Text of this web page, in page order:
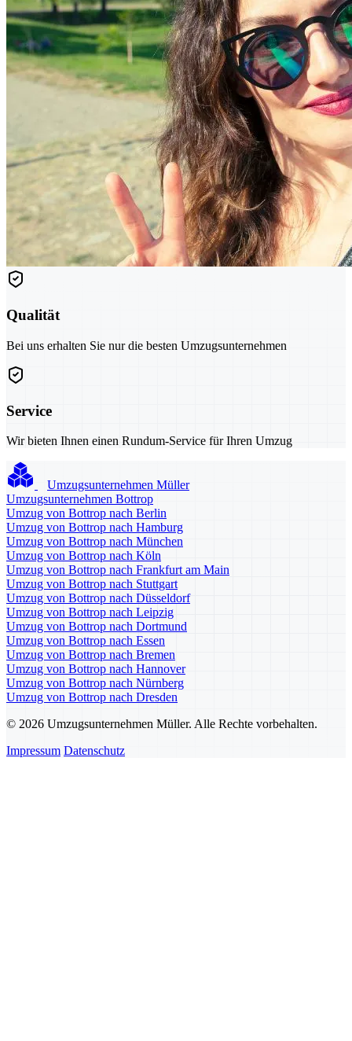
Qualität
Bei uns erhalten Sie nur die besten Umzugsunternehmen
Service
Wir bieten Ihnen einen Rundum-Service für Ihren Umzug
Umzugsunternehmen Müller
Umzugsunternehmen Bottrop
Umzug von Bottrop nach Berlin
Umzug von Bottrop nach Hamburg
Umzug von Bottrop nach München
Umzug von Bottrop nach Köln
Umzug von Bottrop nach Frankfurt am Main
Umzug von Bottrop nach Stuttgart
Umzug von Bottrop nach Düsseldorf
Umzug von Bottrop nach Leipzig
Umzug von Bottrop nach Dortmund
Umzug von Bottrop nach Essen
Umzug von Bottrop nach Bremen
Umzug von Bottrop nach Hannover
Umzug von Bottrop nach Nürnberg
Umzug von Bottrop nach Dresden
© 2026 Umzugsunternehmen Müller. Alle Rechte vorbehalten.
Impressum Datenschutz